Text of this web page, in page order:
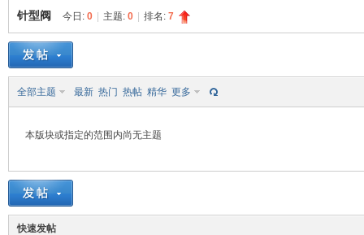
阀
»
针型阀 今日: 0 主题: 0 排名: 7
全部主题 最新 热门 热帖 精华 更多
本版块或指定的范围内尚无主题
快速发帖